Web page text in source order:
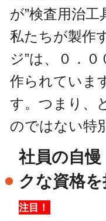
が”検査用治工
私たちが製作
ジ”は、０．
作られていま
す。つまり、
のではない特
社員の自
クな資格を
注目！